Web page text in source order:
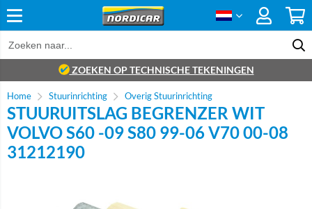
ZOEKEN OP TECHNISCHE TEKENINGEN
Home Stuurinrichting Overig Stuurinrichting
STUURUITSLAG BEGRENZER WIT
VOLVO S60 -09 S80 99-06 V70 00-08
31212190